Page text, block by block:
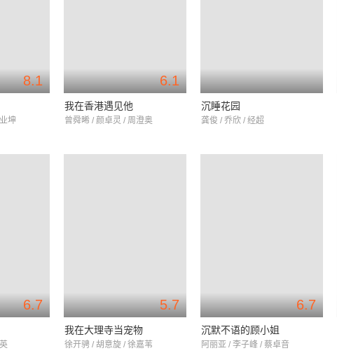
8.1
坤
6.1
我在香港遇见他
曾舜晞 / 颜卓灵 / 周澄奥
沉睡花园
龚俊 / 乔欣 / 经超
6.7 5.7
我在大理寺当宠物
徐开骋 / 胡意旋 / 徐嘉苇
6.7
沉默不语的顾小姐
阿丽亚 / 李子峰 / 蔡卓音